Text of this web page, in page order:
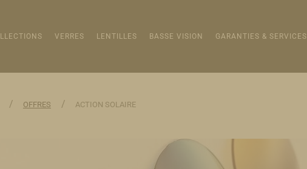
VERRES LENTILLES BASSE VISION GARANTIES & SERVICES
/ OFFRES / ACTION SOLAIRE